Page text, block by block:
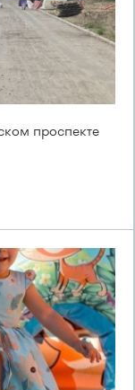
проспекте